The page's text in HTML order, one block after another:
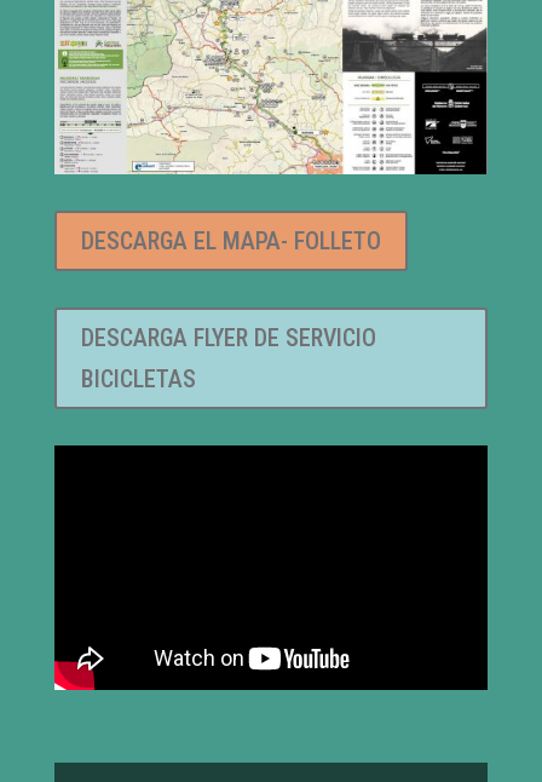
DESCARGA EL MAPA- FOLLETO
DESCARGA FLYER DE SERVICIO
BICICLETAS